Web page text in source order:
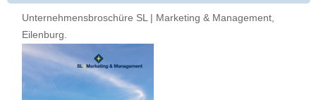
Unternehmensbroschüre SL | Marketing & Management,
Eilenburg.